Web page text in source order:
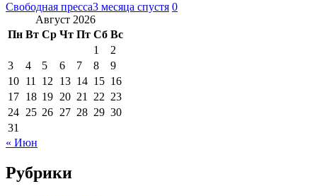
Свободная пресса3 месяца спустя 0
Август 2026
Пн Вт Ср Чт Пт Сб Вс
1
2
3
4 5 6 7 8
9
10 11 12 13 14 15 16
17 18 19 20 21 22 23
24 25 26 27 28 29 30
31
« Июн
Рубрики